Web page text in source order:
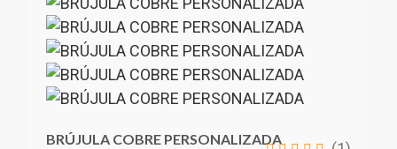
BRÚJULA COBRE PERSONALIZADA